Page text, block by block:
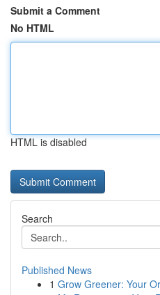
Submit a Comment
No HTML
HTML is disabled
Search
Published News
1 Grow Greener: Your